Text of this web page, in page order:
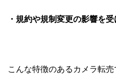
・規約や規制変更の影響を
こんな特徴のあるカメラ転売